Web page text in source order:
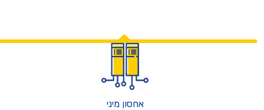
אחסון מיני